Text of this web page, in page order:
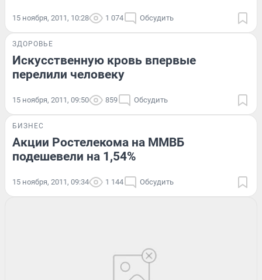
15 ноября, 2011, 10:28 1 074 Обсудить
ЗДОРОВЬЕ
Искусственную кровь впервые
перелили человеку
15 ноября, 2011, 09:50 859 Обсудить
БИЗНЕС
Акции Ростелекома на ММВБ
подешевели на 1,54%
15 ноября, 2011, 09:34 1 144 Обсудить